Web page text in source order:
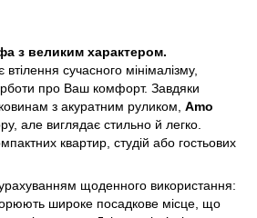
з великим характером.
сучасного мінімалізму,
про Ваш комфорт. Завдяки
з акуратним руликом, Amo
але виглядає стильно й легко.
квартир, студій або гостьових
щоденного використання:
широке посадкове місце, що